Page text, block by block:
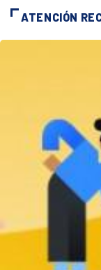
ATENCIÓN